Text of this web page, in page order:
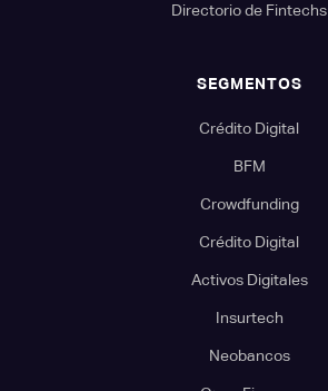
Directorio de Fintechs
SEGMENTOS
Crédito Digital
BFM
Crowdfunding
Crédito Digital
Activos Digitales
Insurtech
Neobancos